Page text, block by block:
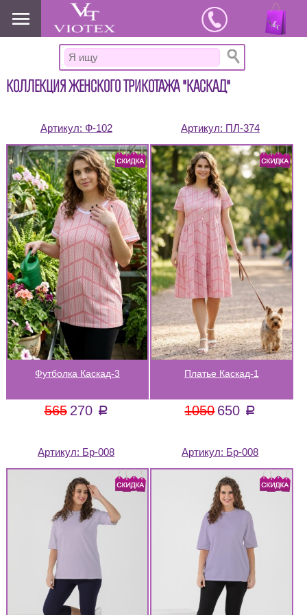
www.viotex37.ru
КОЛЛЕКЦИЯ ЖЕНСКОГО ТРИКОТАЖА "КАСКАД"
Артикул: Ф-102
Футболка Каскад-3
565 270 a
Артикул: ПЛ-374
Платье Каскад-1
1050 650 a
Артикул: Бр-008 Артикул: Бр-008